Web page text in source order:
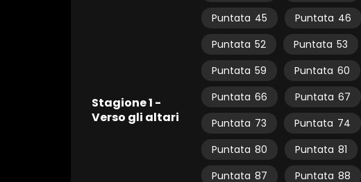
Stagione 1 -
Verso gli altari
Puntata 45 Puntata 46
Puntata 52 Puntata 53
Puntata 59 Puntata 60
Puntata 66 Puntata 67
Puntata 73 Puntata 74
Puntata 80 Puntata 81
Puntata 87 Puntata 88